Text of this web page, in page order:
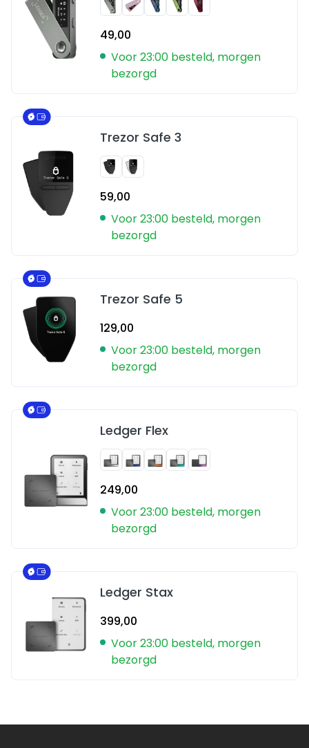
49,00
Voor 23:00 besteld, morgen
bezorgd
Trezor Safe 3
59,00
Voor 23:00 besteld, morgen
bezorgd
Trezor Safe 5
129,00
Voor 23:00 besteld, morgen
bezorgd
Ledger Flex
249,00
Voor 23:00 besteld, morgen
bezorgd
Ledger Stax
399,00
Voor 23:00 besteld, morgen
bezorgd